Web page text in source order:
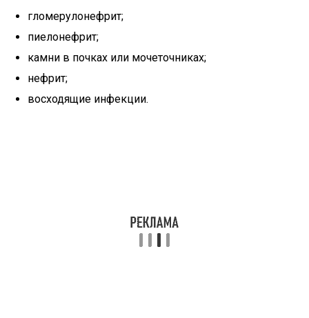
гломерулонефрит;
пиелонефрит;
камни в почках или мочеточниках;
нефрит;
восходящие инфекции.